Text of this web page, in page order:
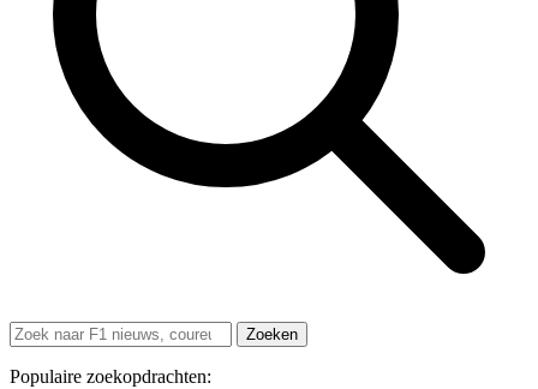
Zoeken
Populaire zoekopdrachten: